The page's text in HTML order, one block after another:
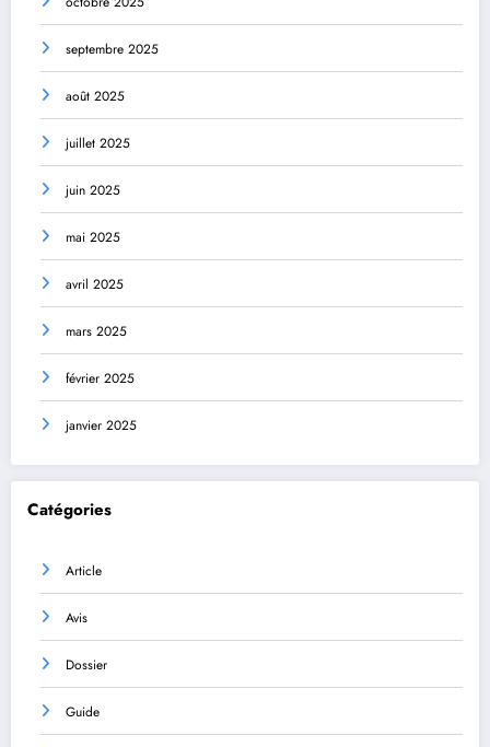
septembre 2025
août 2025
juillet 2025
juin 2025
mai 2025
avril 2025
mars 2025
février 2025
janvier 2025
Catégories
Article
Avis
Dossier
Guide